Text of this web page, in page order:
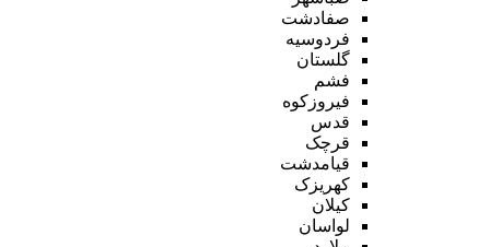
صفادشت
فردوسیه
گلستان
فشم
فیروزکوه
قدس
قرچک
قیامدشت
کهریزک
کیلان
لواسان